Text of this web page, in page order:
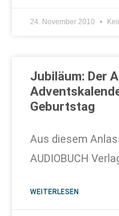
24. November 2010
Jubiläum: Der
Geburtstag
Aus diesem
AUDIOBUCH
WEITERLESEN